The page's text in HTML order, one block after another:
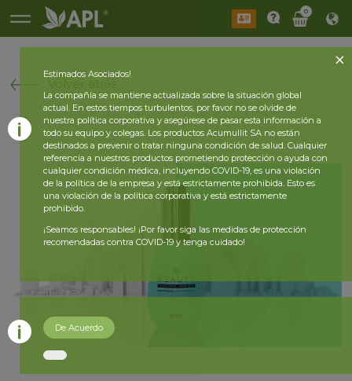
0
Estimados Asociados!
La compañía se mantiene actualizada sobre la situación global
actual. En estos tiempos turbulentos, por favor no se olvide de
nuestra política corporativa y asegúrese de pasar esta información a
todo su equipo y colegas. Los productos Acumullit SA no están
destinados a prevenir o tratar ninguna condición de salud. Cualquier
referencia a nuestros productos prometiendo protección o ayuda con
cualquier condición médica, incluyendo COVID-19, es una violación
de la política de la empresa y está estrictamente prohibida. Esto es
una violación de la política corporativa y está estrictamente
prohibido.
¡Seamos responsables! ¡Por favor siga las medidas de protección
recomendadas contra COVID-19 y tenga cuidado!
De Acuerdo